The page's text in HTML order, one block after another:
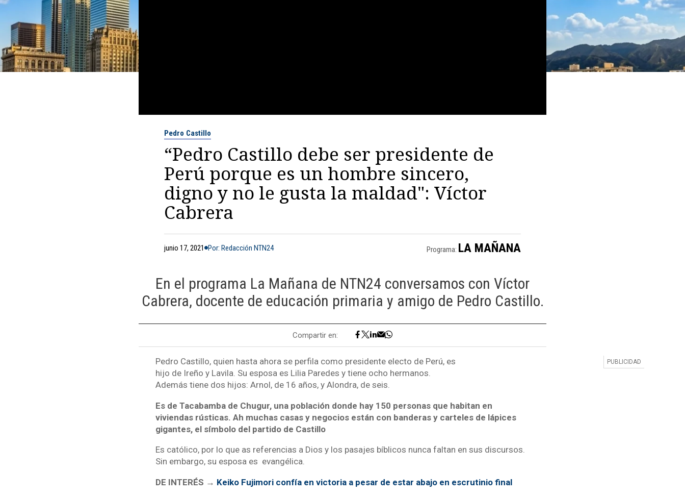
Pedro Castillo
“Pedro Castillo debe ser presidente de
Perú porque es un hombre sincero,
digno y no le gusta la maldad": Víctor
Cabrera
junio 17, 2021 Por: Redacción NTN24 Programa: LA MAÑANA
En el programa La Mañana de NTN24 conversamos con Víctor
Cabrera, docente de educación primaria y amigo de Pedro Castillo.
Compartir en:
Pedro Castillo, quien hasta ahora se perfila como presidente electo de Perú, es
hijo de Ireño y Lavila. Su esposa es Lilia Paredes y tiene ocho hermanos.
Además tiene dos hijos: Arnol, de 16 años, y Alondra, de seis.
Es de Tacabamba de Chugur, una población donde hay 150 personas que habitan en
viviendas rústicas. Ah muchas casas y negocios están con banderas y carteles de lápices
gigantes, el símbolo del partido de Castillo
Es católico, por lo que as referencias a Dios y los pasajes bíblicos nunca faltan en sus discursos.
Sin embargo, su esposa es evangélica.
DE INTERÉS → Keiko Fujimori confía en victoria a pesar de estar abajo en escrutinio final